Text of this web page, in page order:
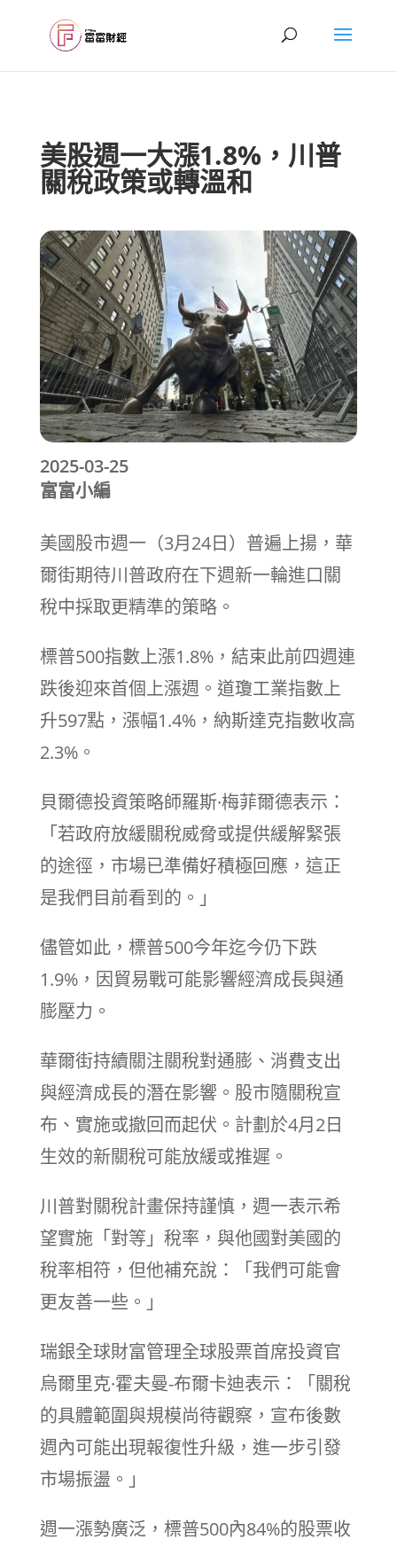
美股週一大漲1.8%，川普
關稅政策或轉溫和
2025-03-25
富富小編
美國股市週一（3月24日）普遍上揚，華
爾街期待川普政府在下週新一輪進口關
稅中採取更精準的策略。
標普500指數上漲1.8%，結束此前四週連
跌後迎來首個上漲週。道瓊工業指數上
升597點，漲幅1.4%，納斯達克指數收高
2.3%。
貝爾德投資策略師羅斯·梅菲爾德表示：
「若政府放緩關稅威脅或提供緩解緊張
的途徑，市場已準備好積極回應，這正
是我們目前看到的。」
儘管如此，標普500今年迄今仍下跌
1.9%，因貿易戰可能影響經濟成長與通
膨壓力。
華爾街持續關注關稅對通膨、消費支出
與經濟成長的潛在影響。股市隨關稅宣
布、實施或撤回而起伏。計劃於4月2日
生效的新關稅可能放緩或推遲。
川普對關稅計畫保持謹慎，週一表示希
望實施「對等」稅率，與他國對美國的
稅率相符，但他補充說：「我們可能會
更友善一些。」
瑞銀全球財富管理全球股票首席投資官
烏爾里克·霍夫曼-布爾卡迪表示：「關稅
的具體範圍與規模尚待觀察，宣布後數
週內可能出現報復性升級，進一步引發
市場振盪。」
週一漲勢廣泛，標普500內84%的股票收